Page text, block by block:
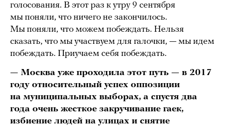
голосования. В этот раз к утру 9 сентября
мы поняли, что ничего не закончилось.
Мы поняли, что можем побеждать. Нельзя
сказать, что мы участвуем для галочки, — мы идем
побеждать. Приучаем себя побеждать.
— Москва уже проходила этот путь — в 2017
году относительный успех оппозиции
на муниципальных выборах, а спустя два
года очень жесткое закручивание гаек,
избиение людей на улицах и снятие